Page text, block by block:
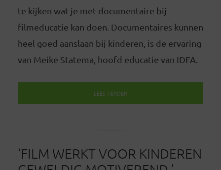
te kijken wat je met documentaire bij
filmeducatie kan doen. Documentaires kunnen
heel goed aanslaan bij kinderen, is de ervaring
van Meike Statema, hoofd educatie van IDFA.
LEES VERDER
‘FILM WERKT VOOR KINDEREN